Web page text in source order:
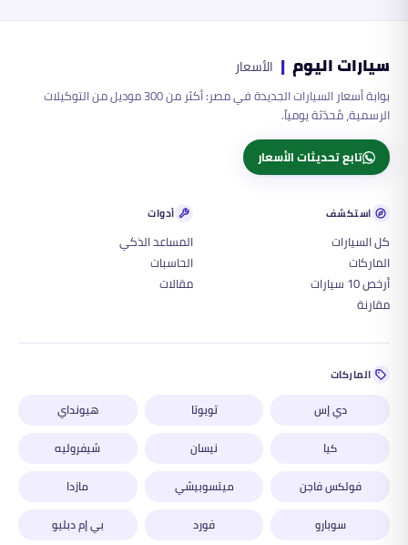
سيارات اليوم | الأسعار
بوابة أسعار السيارات الجديدة في مصر: أكثر من 300 موديل من التوكيلات
الرسمية، مُحدّثة يومياً.
تابع تحديثات الأسعار
استكشف
كل السيارات
الماركات
أرخص 10 سيارات
مقارنة
أدوات
المساعد الذكي
الحاسبات
مقالات
الماركات
دي إس تويوتا
هيونداي
كيا
نيسان
شيفروليه
فولكس فاجن
ميتسوبيشي
مازدا
سوبارو
فورد بي إم دبليو